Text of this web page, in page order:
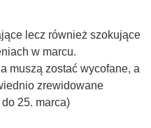
lecz również szokujące
w marcu.
muszą zostać wycofane, a
zrewidowane
25. marca)